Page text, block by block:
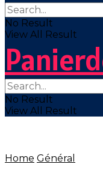
No Result
View All Result
No Result
View All Result
Home Général